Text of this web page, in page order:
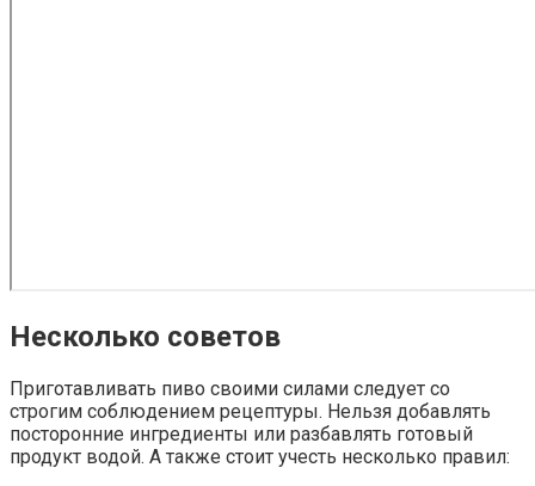
Несколько советов
Приготавливать пиво своими силами следует со
строгим соблюдением рецептуры. Нельзя добавлять
посторонние ингредиенты или разбавлять готовый
продукт водой. А также стоит учесть несколько правил: